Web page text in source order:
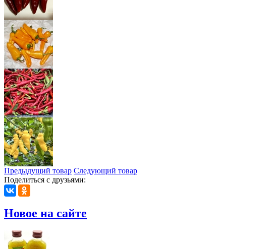
Предыдущий товар Следующий товар
Поделиться с друзьями:
Новое на сайте